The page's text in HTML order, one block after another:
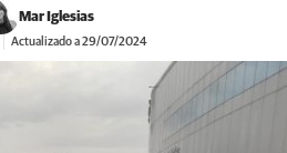
Mar Iglesias
Actualizado a 29/07/2024